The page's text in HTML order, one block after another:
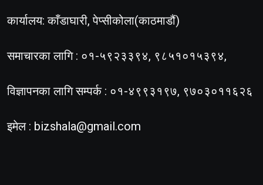
कार्यालय: काँडाघारी, पेप्सीकोला(काठमाडौं)
समाचारका लागि : ०१-५९२३३९४, ९८५१०१५३९४,
विज्ञापनका लागि सम्पर्क : ०१-४९९३१९७, ९७०३०११६२६
इमेल : bizshala@gmail.com